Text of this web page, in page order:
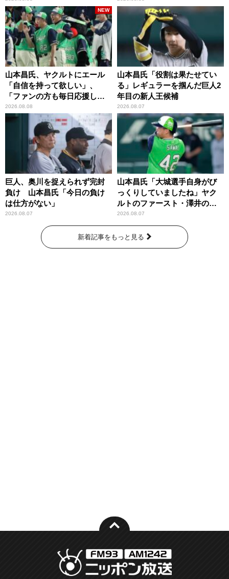
山本昌氏、ヤクルトにエール
「自信を持って欲しい」、
「ファンの方も毎日応援して
くれています」
2026.08.08
NEW
山本昌氏「役割は果たせてい
る」レギュラーを掴んだ巨人2
年目の新人王候補
2026.08.07
巨人、奥川を捉えられず完封
負け 山本昌氏「今日の負け
は仕方がない」
2026.08.07
山本昌氏「大城選手自身がび
っくりしていましたね」ヤク
ルトのファースト・澤井の判
断を評価
2026.08.07
新着記事をもっと見る